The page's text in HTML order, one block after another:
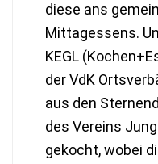
diese ans
Mittagessens.
KEGL
der VdK
aus den
des Vereins
gekocht, wobei